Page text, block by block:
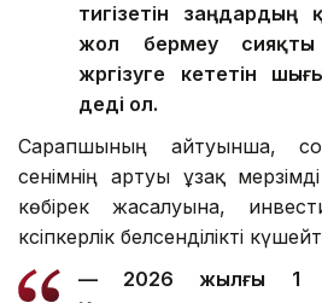
тигізетін заңдардың
жол бермеу
жүргізуге кететін
деді ол.
Сарапшының айтуынша,
сенімнің артуы ұзақ
көбірек жасалуына,
кәсіпкерлік белсенділікті
— 2026 жылғы 1